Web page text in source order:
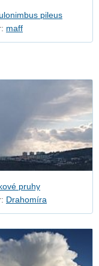
pileus
maff
pruhy
Drahomíra